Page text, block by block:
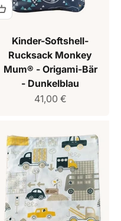
Kinder-Softshell-
Rucksack Monkey
Mum® - Origami-Bär
- Dunkelblau
Verkaufspreis
41,00 €